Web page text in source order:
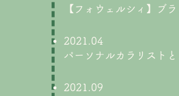
【フォウェルシィ】ブ
2021.04
パーソナルカラリスト
2021.09